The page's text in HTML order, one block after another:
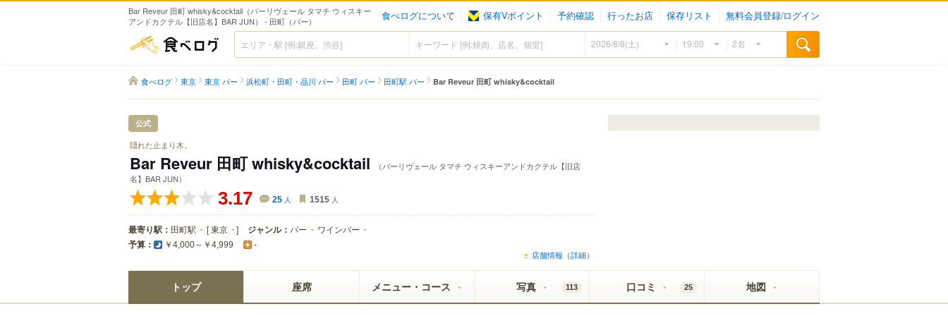
Bar Reveur 田町 whisky&cocktail（バーリヴェール タマチ ウィスキー
アンドカクテル【旧店名】BAR JUN） - 田町（バー）
食べログについて 保有Vポイント 予約確認 行ったお店 保存リスト 無料会員登録/ログイン
食べログ
食べログ 東京 東京 バー 浜松町・田町・品川 バー 田町 バー 田町駅 バー Bar Reveur 田町 whisky&cocktail
公式
隠れた止まり木。
Bar Reveur 田町 whisky&cocktail
（バーリヴェール タマチ ウィスキーアンドカクテル【旧店
名】BAR JUN）
3.17 25 人 1515 人
最寄り駅： 田町駅 [東京 ] ジャンル： バー ワインバー
予算： ￥4,000～￥4,999 -
店舗情報（詳細）
トップ 座席 メニュー・コース 写真 113 口コミ 25 地図